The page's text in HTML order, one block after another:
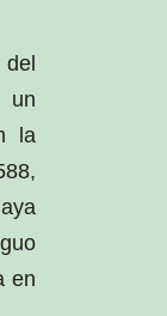
la
en